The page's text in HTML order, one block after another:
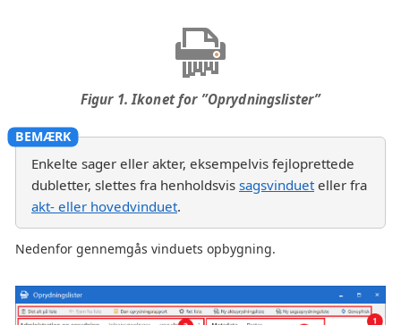
Figur 1. Ikonet for ”Oprydningslister”
Enkelte sager eller akter, eksempelvis fejloprettede
dubletter, slettes fra henholdsvis sagsvinduet eller fra
akt- eller hovedvinduet.
Nedenfor gennemgås vinduets opbygning.